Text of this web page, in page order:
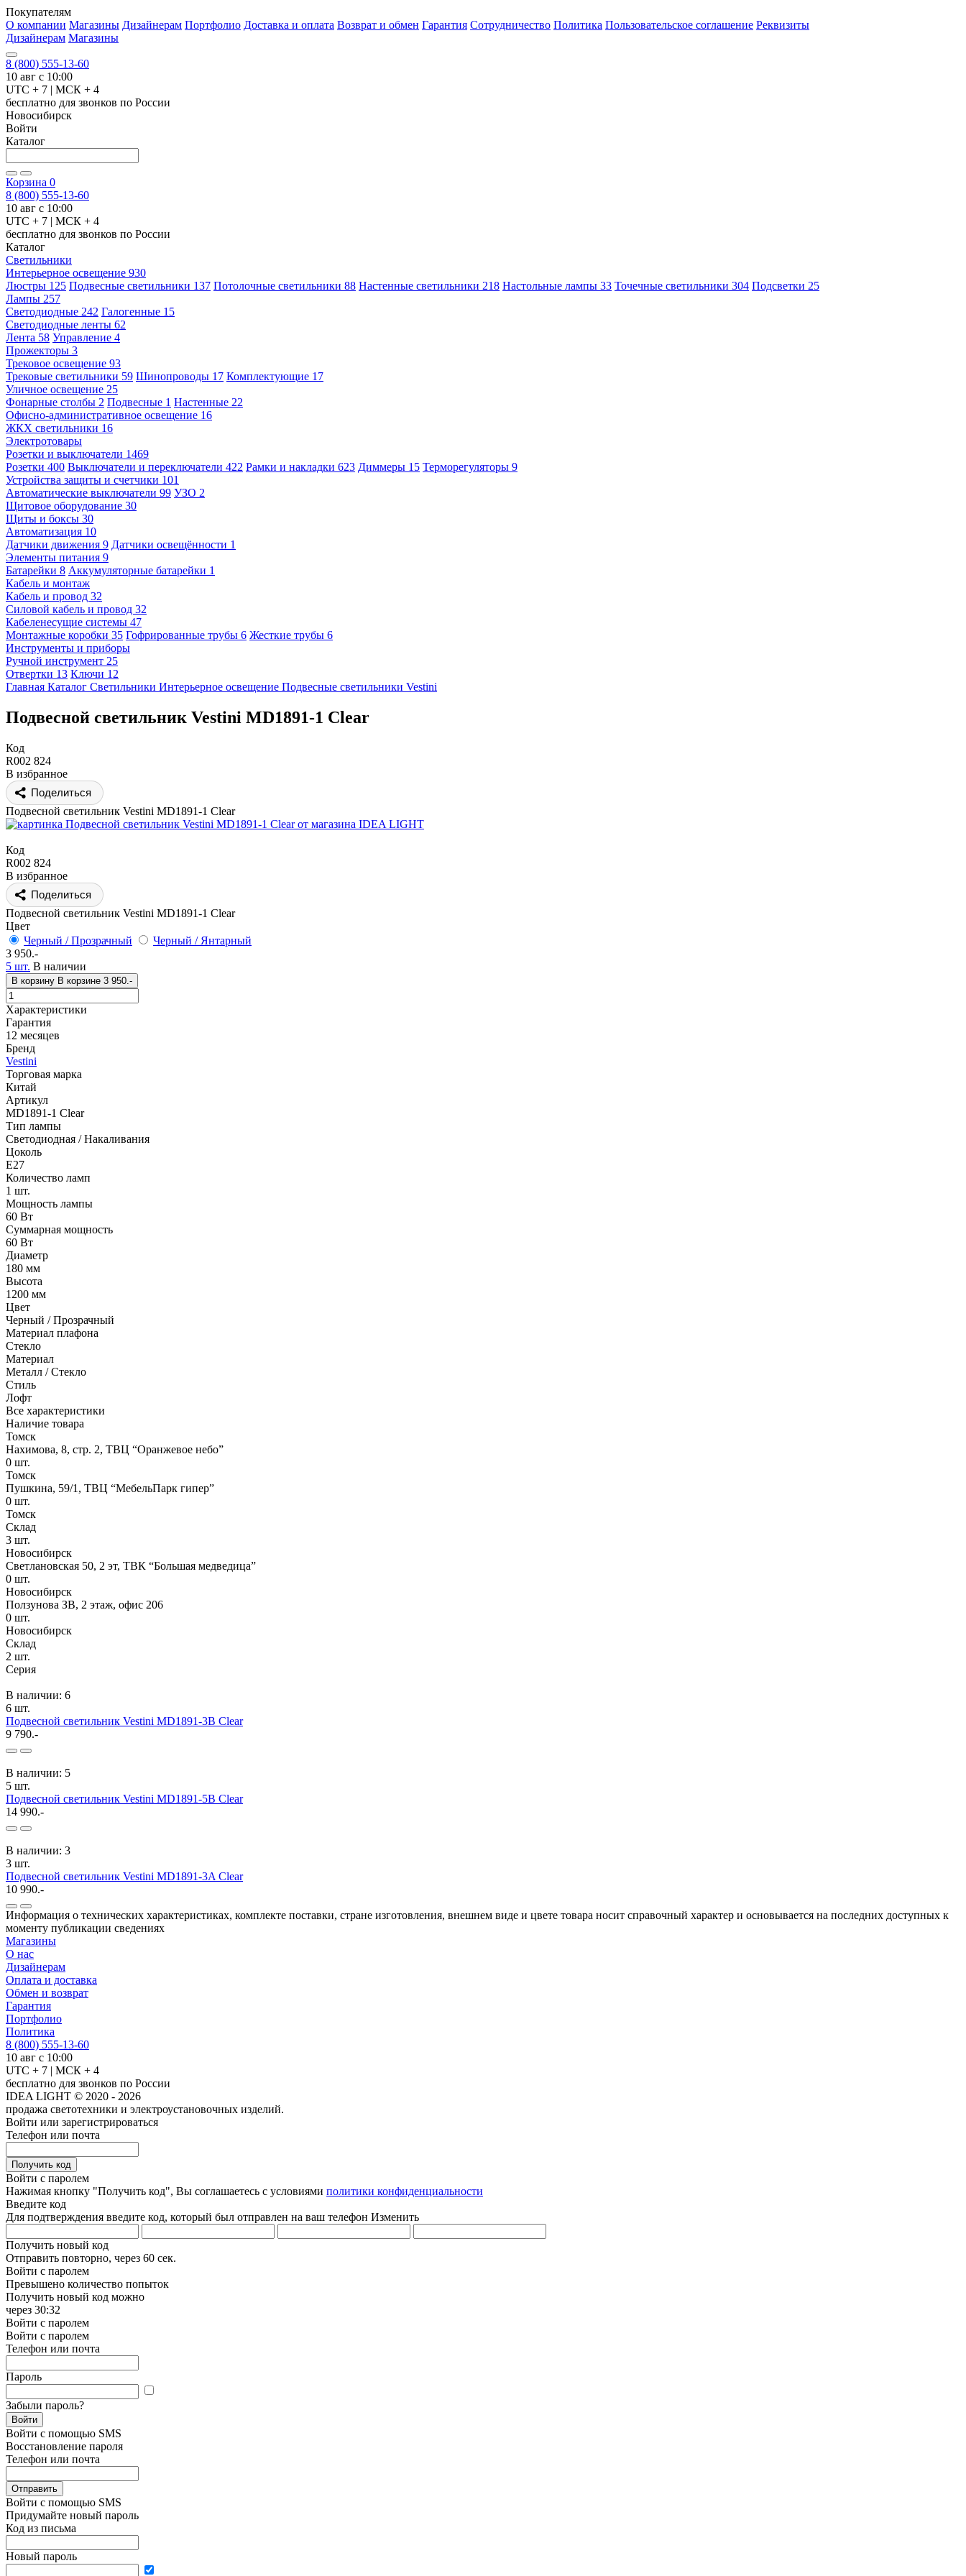
Покупателям
О компании Магазины Дизайнерам Портфолио Доставка и оплата Возврат и обмен Гарантия Сотрудничество Политика Пользовательское соглашение Реквизиты
Дизайнерам Магазины
8 (800) 555-13-60
10 авг с 10:00
UTC + 7 | МСК + 4
бесплатно для звонков по России
Новосибирск
Войти
Каталог
Корзина 0
8 (800) 555-13-60
10 авг с 10:00
UTC + 7 | МСК + 4
бесплатно для звонков по России
Каталог
Светильники
Интерьерное освещение 930
Люстры 125 Подвесные светильники 137 Потолочные светильники 88 Настенные светильники 218 Настольные лампы 33 Точечные светильники 304 Подсветки 25
Лампы 257
Светодиодные 242 Галогенные 15
Светодиодные ленты 62
Лента 58 Управление 4
Прожекторы 3
Трековое освещение 93
Трековые светильники 59 Шинопроводы 17 Комплектующие 17
Уличное освещение 25
Фонарные столбы 2 Подвесные 1 Настенные 22
Офисно-административное освещение 16
ЖКХ светильники 16
Электротовары
Розетки и выключатели 1469
Розетки 400 Выключатели и переключатели 422 Рамки и накладки 623 Диммеры 15 Терморегуляторы 9
Устройства защиты и счетчики 101
Автоматические выключатели 99 УЗО 2
Щитовое оборудование 30
Щиты и боксы 30
Автоматизация 10
Датчики движения 9 Датчики освещённости 1
Элементы питания 9
Батарейки 8 Аккумуляторные батарейки 1
Кабель и монтаж
Кабель и провод 32
Силовой кабель и провод 32
Кабеленесущие системы 47
Монтажные коробки 35 Гофрированные трубы 6 Жесткие трубы 6
Инструменты и приборы
Ручной инструмент 25
Отвертки 13 Ключи 12
Главная Каталог Светильники Интерьерное освещение Подвесные светильники Vestini
Подвесной светильник Vestini MD1891-1 Clear
Код
R002 824
В избранное
Поделиться
Подвесной светильник Vestini MD1891-1 Clear
Код
R002 824
В избранное
Поделиться
Подвесной светильник Vestini MD1891-1 Clear
Цвет
Черный / Прозрачный
Черный / Янтарный
3 950.-
5 шт. В наличии
В корзину В корзине 3 950.-
Характеристики
Гарантия
12 месяцев
Бренд
Vestini
Торговая марка
Китай
Артикул
MD1891-1 Clear
Тип лампы
Светодиодная / Накаливания
Цоколь
E27
Количество ламп
1 шт.
Мощность лампы
60 Вт
Суммарная мощность
60 Вт
Диаметр
180 мм
Высота
1200 мм
Цвет
Черный / Прозрачный
Материал плафона
Стекло
Материал
Металл / Стекло
Стиль
Лофт
Все характеристики
Наличие товара
Томск
Нахимова, 8, стр. 2​, ТВЦ “Оранжевое небо​”
0 шт.
Томск
Пушкина, 59/1, ТВЦ “МебельПарк гипер”
0 шт.
Томск
Склад
3 шт.
Новосибирск
Светлановская 50, 2 эт, ТВК “Большая медведица”
0 шт.
Новосибирск
Ползунова ЗВ, 2 этаж, офис 206
0 шт.
Новосибирск
Склад
2 шт.
Серия
В наличии: 6
6 шт.
Подвесной светильник Vestini MD1891-3B Clear
9 790.-
В наличии: 5
5 шт.
Подвесной светильник Vestini MD1891-5B Clear
14 990.-
В наличии: 3
3 шт.
Подвесной светильник Vestini MD1891-3A Clear
10 990.-
Информация о технических характеристиках, комплекте поставки, стране изготовления, внешнем виде и цвете товара носит справочный характер и основывается на последних доступных к
моменту публикации сведениях
Магазины
О нас
Дизайнерам
Оплата и доставка
Обмен и возврат
Гарантия
Портфолио
Политика
8 (800) 555-13-60
10 авг с 10:00
UTC + 7 | МСК + 4
бесплатно для звонков по России
IDEA LIGHT © 2020 - 2026
продажа светотехники и электроустановочных изделий.
Войти или зарегистрироваться
Телефон или почта
Получить код
Войти с паролем
Нажимая кнопку "Получить код", Вы соглашаетесь с условиями политики конфиденциальности
Введите код
Для подтверждения введите код, который был отправлен на ваш телефон Изменить
Получить новый код
Отправить повторно, через 60 сек.
Войти с паролем
Превышено количество попыток
Получить новый код можно
через 30:32
Войти с паролем
Войти с паролем
Телефон или почта
Пароль
Забыли пароль?
Войти
Войти с помощью SMS
Восстановление пароля
Телефон или почта
Отправить
Войти с помощью SMS
Придумайте новый пароль
Код из письма
Новый пароль